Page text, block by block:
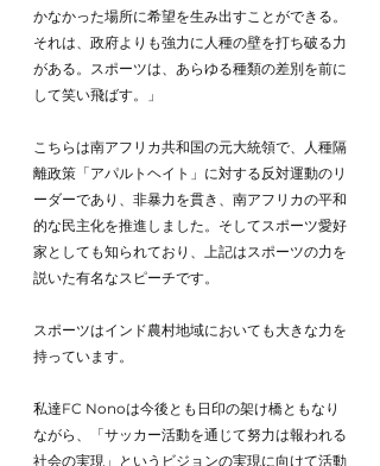
かなかった場所に希望を生み出すことができる。
それは、政府よりも強力に人種の壁を打ち破る力
がある。スポーツは、あらゆる種類の差別を前に
して笑い飛ばす。」
こちらは南アフリカ共和国の元大統領で、人種隔
離政策「アパルトヘイト」に対する反対運動のリ
ーダーであり、非暴力を貫き、南アフリカの平和
的な民主化を推進しました。そしてスポーツ愛好
家としても知られており、上記はスポーツの力を
説いた有名なスピーチです。
スポーツはインド農村地域においても大きな力を
持っています。
私達FC Nonoは今後とも日印の架け橋ともなり
ながら、「サッカー活動を通じて努力は報われる
社会の実現」というビジョンの実現に向けて活動